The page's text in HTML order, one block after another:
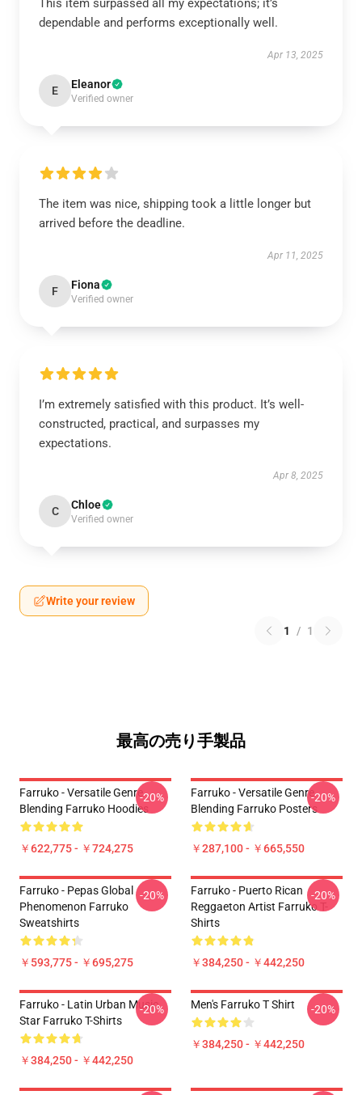
This item surpassed all my expectations; it’s
dependable and performs exceptionally well.
Apr 13, 2025
E Eleanor
Verified owner
The item was nice, shipping took a little longer but
arrived before the deadline.
Apr 11, 2025
F Fiona
Verified owner
I’m extremely satisfied with this product. It’s well-
constructed, practical, and surpasses my
expectations.
Apr 8, 2025
C Chloe
Verified owner
Write your review
1 / 1
最高の売り手製品
Farruko - Versatile Genre
Blending Farruko Hoodies
￥622,775 - ￥724,275
-20%
Farruko - Versatile Genre
Blending Farruko Posters
￥287,100 - ￥665,550
-20%
Farruko - Pepas Global
Phenomenon Farruko
Sweatshirts
￥593,775 - ￥695,275
-20%
Farruko - Puerto Rican
Reggaeton Artist Farruko T-
Shirts
￥384,250 - ￥442,250
-20%
Farruko - Latin Urban Music
Star Farruko T-Shirts
￥384,250 - ￥442,250
-20% Men's Farruko T Shirt
￥384,250 - ￥442,250
-20%